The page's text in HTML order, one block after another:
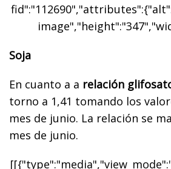
Soja
En cuanto a a relación
torno a 1,41 tomando los
mes de junio. La relación se
mes de junio.